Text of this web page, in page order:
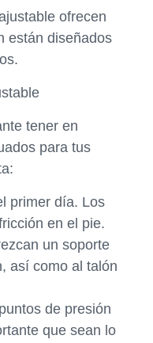
ofrecen
están diseñados
tener en
para tus
primer día. Los
en el pie.
un soporte
así como al talón
de presión
que sean lo